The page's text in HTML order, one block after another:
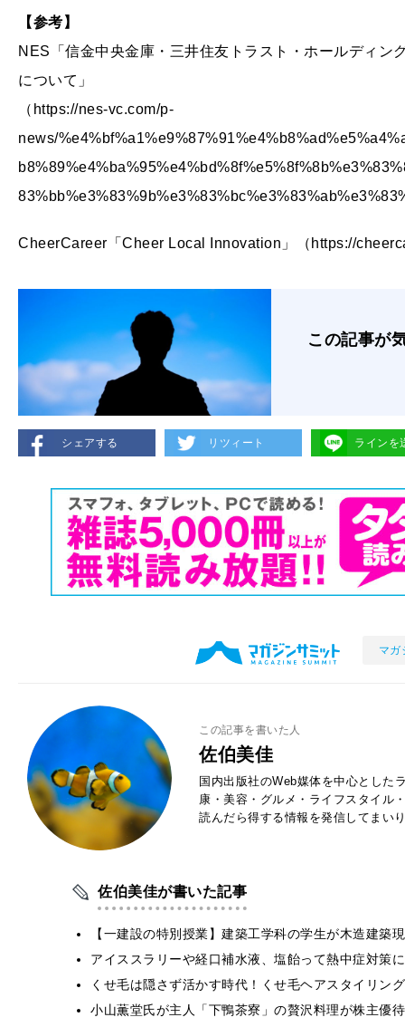
【参考】
NES「信金中央金庫・三井住友トラスト・ホールディン
について」
（https://nes-vc.com/p-
news/
CheerCareer「Cheer Local Innovation」（https://
この記事が
シェアする リツィート ラインを
マガ
この記事を書いた人
佐伯美佳
国内出版社のWeb媒体を中心とした
康・美容・グルメ・ライフスタイル
読んだら得する情報を発信してまい
佐伯美佳が書いた記事
【一建設の特別授業】建築工学科の学生が木造建
アイススラリーや経口補水液、塩飴って熱中症対策
くせ毛は隠さず活かす時代！くせ毛ヘアスタイリン
小山薫堂氏が主人「下鴨茶寮」の贅沢料理が株主優